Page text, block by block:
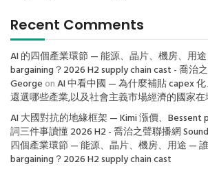
Recent Comments
AI 的四個產業環節 — 能源、晶片、機房、用
bargaining？2026 H2 supply chain cast - 喬治
GeorgeonAI 中看中國 — 為什麼補貼 capex
還選哪些產業,以及社會主義市場經濟的國家在
AI 大國對抗的地緣框架 — Kimi 漲價、Bessent
詞三件事讀懂 2026 H2 - 喬治之聲聯播網
四個產業環節 — 能源、晶片、機房、用途 —
bargaining？2026 H2 supply chain cast